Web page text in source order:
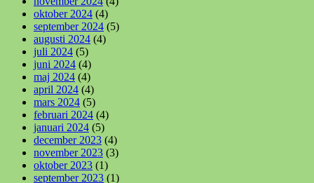
oktober 2024 (4)
september 2024 (5)
augusti 2024 (4)
juli 2024 (5)
juni 2024 (4)
maj 2024 (4)
april 2024 (4)
mars 2024 (5)
februari 2024 (4)
januari 2024 (5)
december 2023 (4)
november 2023 (3)
oktober 2023 (1)
september 2023 (1)